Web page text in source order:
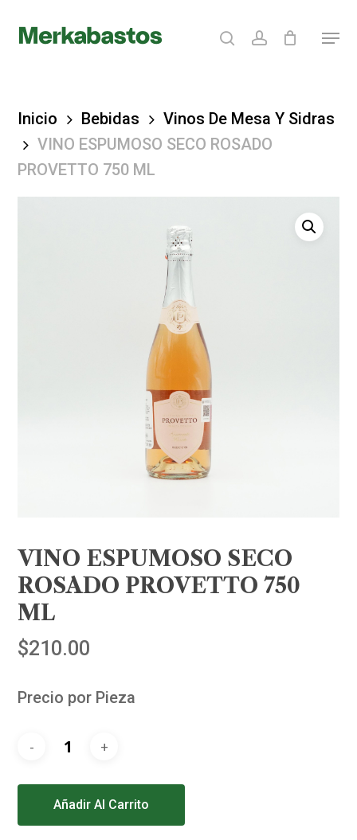
searchaccount Menu
Inicio Bebidas
Vinos De Mesa Y Sidras
VINO ESPUMOSO SECO ROSADO
PROVETTO 750 ML
VINO ESPUMOSO SECO
ROSADO PROVETTO 750
ML
$210.00
Precio por Pieza
Añadir Al Carrito
Close